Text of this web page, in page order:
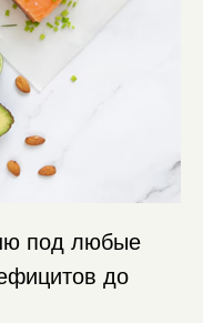
под любые
до